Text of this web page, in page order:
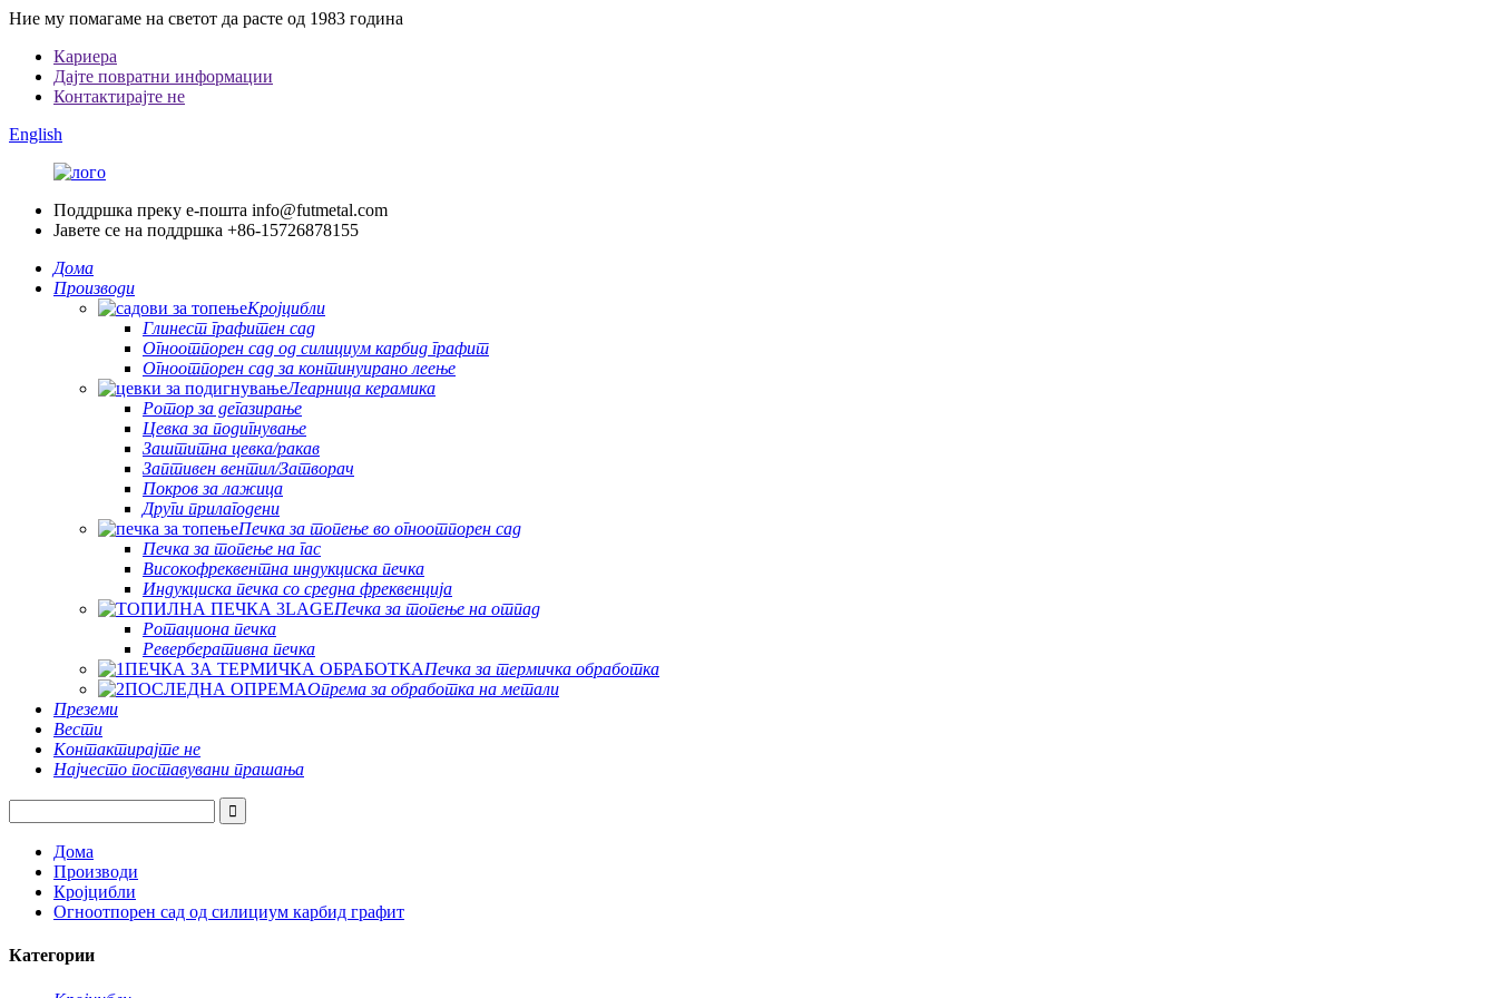
Ние му помагаме на светот да расте од 1983 година
Кариера
Дајте повратни информации
Контактирајте не
English
Поддршка преку е-пошта info@futmetal.com
Јавете се на поддршка +86-15726878155
Дома
Производи
Кројцибли
Глинест графитен сад
Огноотпорен сад од силициум карбид графит
Огноотпорен сад за континуирано леење
Леарница керамика
Ротор за дегазирање
Цевка за подигнување
Заштитна цевка/ракав
Заптивен вентил/Затворач
Покров за лажица
Други прилагодени
Печка за топење во огноотпорен сад
Печка за топење на гас
Високофреквентна индукциска печка
Индукциска печка со средна фреквенција
Печка за топење на отпад
Ротациона печка
Реверберативна печка
Печка за термичка обработка
Опрема за обработка на метали
Преземи
Вести
Контактирајте не
Најчесто поставувани прашања
Дома
Производи
Кројцибли
Огноотпорен сад од силициум карбид графит
Категории